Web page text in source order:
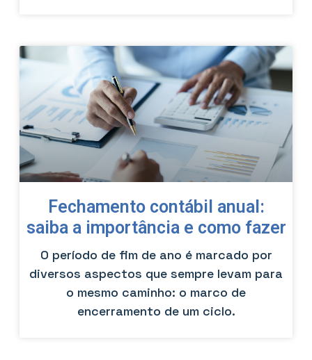
Fechamento contábil anual:
saiba a importância e como fazer
O período de fim de ano é marcado por
diversos aspectos que sempre levam para
o mesmo caminho: o marco de
encerramento de um ciclo.